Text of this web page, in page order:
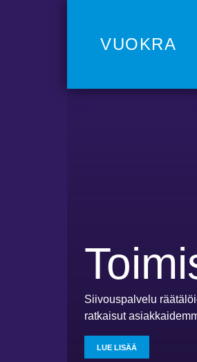
VUOKRA
Siivouspalvelu
ratkaisut
LUE LISÄÄ
LUE LISÄÄ
LUE LISÄÄ
LUE LISÄÄ
LUE LISÄÄ